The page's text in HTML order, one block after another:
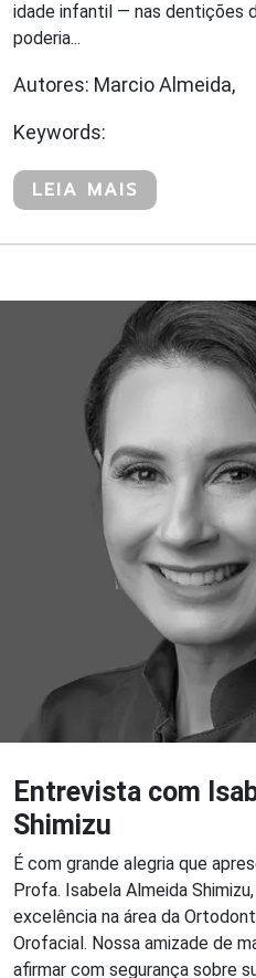
idade infantil — nas dentições
poderia...
Autores: Marcio Almeida,
Keywords:
LEIA MAIS
Entrevista com
Shimizu
É com grande alegria que
Profa. Isabela Almeida
excelência na área da
Orofacial. Nossa amizade de
afirmar com segurança sobre